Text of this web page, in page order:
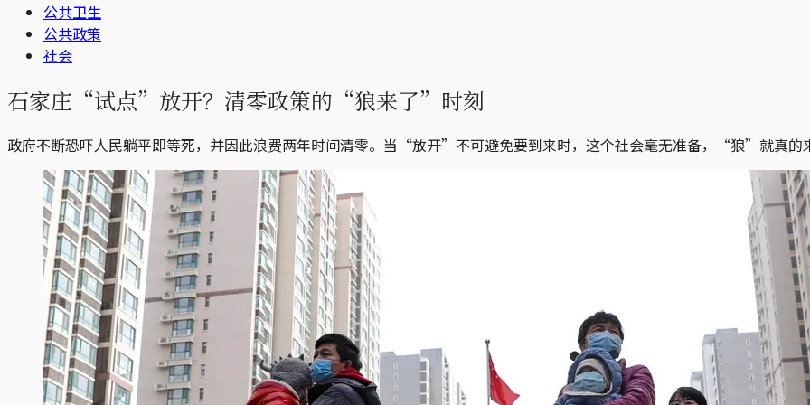
公共卫生
公共政策
社会
石家庄“试点”放开？清零政策的“狼来了”时刻
政府不断恐吓人民躺平即等死，并因此浪费两年时间清零。当“放开”不可避免要到来时，这个社会毫无准备，“狼”就真的